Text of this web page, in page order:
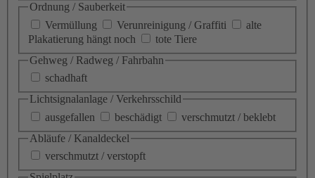
Ordnung / Sauberkeit
Vermüllung
Verunreinigung / Graffiti
alte
Plakatierung hängt noch
tote Tiere
Gehweg / Radweg / Fahrbahn
schadhaft
Lichtsignalanlage / Verkehrsschild
ausgefallen
beschädigt
verschmutzt / beklebt
Abläufe / Kanaldeckel
verschmutzt / verstopft